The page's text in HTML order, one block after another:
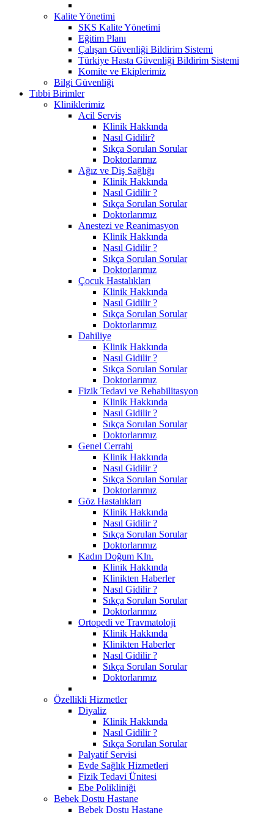
Kalite Yönetimi
SKS Kalite Yönetimi
Eğitim Planı
Çalışan Güvenliği Bildirim Sistemi
Türkiye Hasta Güvenliği Bildirim Sistemi
Komite ve Ekiplerimiz
Bilgi Güvenliği
Tıbbi Birimler
Kliniklerimiz
Acil Servis
Klinik Hakkında
Nasıl Gidilir?
Sıkça Sorulan Sorular
Doktorlarımız
Ağız ve Diş Sağlığı
Klinik Hakkında
Nasıl Gidilir ?
Sıkça Sorulan Sorular
Doktorlarımız
Anestezi ve Reanimasyon
Klinik Hakkında
Nasıl Gidilir ?
Sıkça Sorulan Sorular
Doktorlarımız
Çocuk Hastalıkları
Klinik Hakkında
Nasıl Gidilir ?
Sıkça Sorulan Sorular
Doktorlarımız
Dahiliye
Klinik Hakkında
Nasıl Gidilir ?
Sıkça Sorulan Sorular
Doktorlarımız
Fizik Tedavi ve Rehabilitasyon
Klinik Hakkında
Nasıl Gidilir ?
Sıkça Sorulan Sorular
Doktorlarımız
Genel Cerrahi
Klinik Hakkında
Nasıl Gidilir ?
Sıkça Sorulan Sorular
Doktorlarımız
Göz Hastalıkları
Klinik Hakkında
Nasıl Gidilir ?
Sıkça Sorulan Sorular
Doktorlarımız
Kadın Doğum Kln.
Klinik Hakkında
Klinikten Haberler
Nasıl Gidilir ?
Sıkça Sorulan Sorular
Doktorlarımız
Ortopedi ve Travmatoloji
Klinik Hakkında
Klinikten Haberler
Nasıl Gidilir ?
Sıkça Sorulan Sorular
Doktorlarımız
Özellikli Hizmetler
Diyaliz
Klinik Hakkında
Nasıl Gidilir ?
Sıkça Sorulan Sorular
Palyatif Servisi
Evde Sağlık Hizmetleri
Fizik Tedavi Ünitesi
Ebe Polikliniği
Bebek Dostu Hastane
Bebek Dostu Hastane